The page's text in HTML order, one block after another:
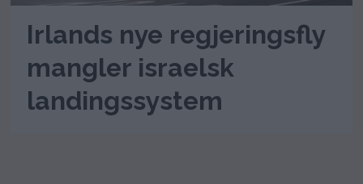
Irlands nye regjeringsfly
mangler israelsk
landingssystem